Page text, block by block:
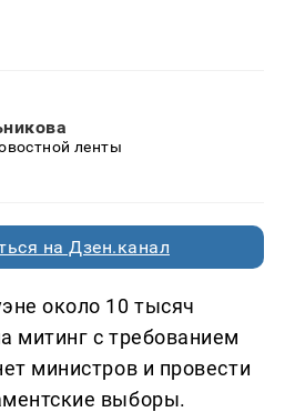
ленты
на Дзен.канал
около 10 тысяч
митинг с требованием
министров и провести
выборы.